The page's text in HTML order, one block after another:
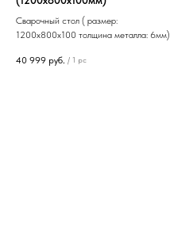
Сварочный стол ( размер:
1200х800х100 толщина металла: 6мм)
40 999 руб. / 1 pc